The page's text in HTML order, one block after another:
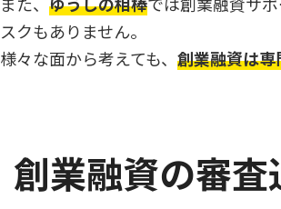
スクもありません。
様々な面から考えても、 創業融資は
創業融資の審査